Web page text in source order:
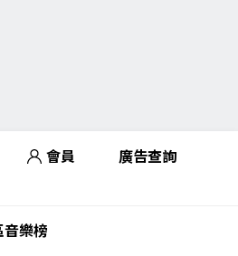
會員 廣告查詢
樂榜